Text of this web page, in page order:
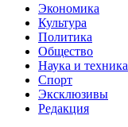
Экономика
Культура
Политика
Общество
Наука и техника
Спорт
Эксклюзивы
Редакция